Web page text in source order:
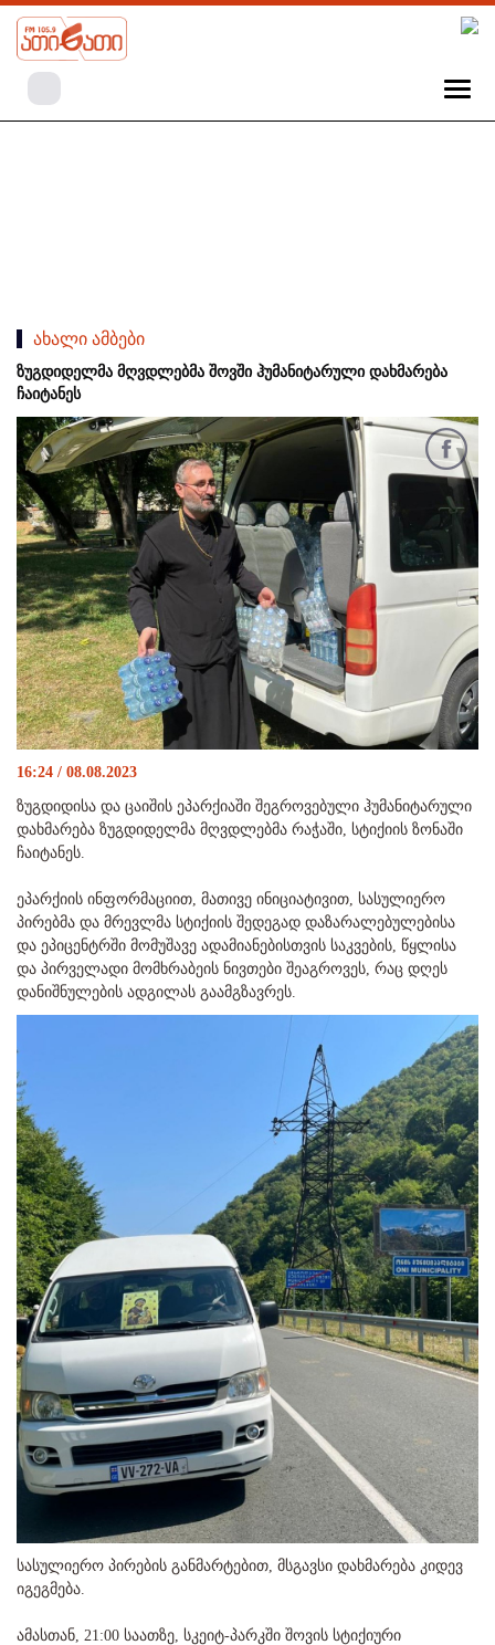
ახალი ამბები
ზუგდიდელმა მღვდლებმა შოვში ჰუმანიტარული დახმარება
ჩაიტანეს
16:24 / 08.08.2023
ზუგდიდისა და ცაიშის ეპარქიაში შეგროვებული ჰუმანიტარული
დახმარება ზუგდიდელმა მღვდლებმა რაჭაში, სტიქიის ზონაში
ჩაიტანეს.
ეპარქიის ინფორმაციით, მათივე ინიციატივით, სასულიერო
პირებმა და მრევლმა სტიქიის შედეგად დაზარალებულებისა
და ეპიცენტრში მომუშავე ადამიანებისთვის საკვების, წყლისა
და პირველადი მომხრაბეის ნივთები შეაგროვეს, რაც დღეს
დანიშნულების ადგილას გაამგზავრეს.
სასულიერო პირების განმარტებით, მსგავსი დახმარება კიდევ
იგეგმება.
ამასთან, 21:00 საათზე, სკეიტ-პარკში შოვის სტიქიური